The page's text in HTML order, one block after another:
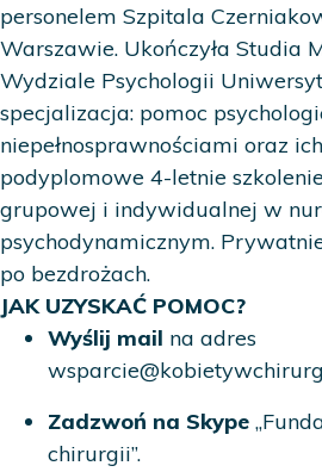
personelem Szpitala
Warszawie. Ukończyła Studia
Wydziale Psychologii
specjalizacja: pomoc
niepełnosprawnościami oraz
podyplomowe 4-letnie
grupowej i indywidualnej w
psychodynamicznym.
po bezdrożach.
JAK UZYSKAĆ POMOC?
Wyślij mail na adres
Zadzwoń na Skype
chirurgii”.